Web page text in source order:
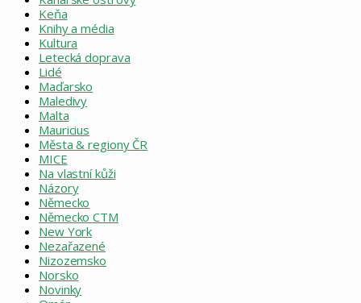
Keňa
Knihy a média
Kultura
Letecká doprava
Lidé
Maďarsko
Maledivy
Malta
Mauricius
Města & regiony ČR
MICE
Na vlastní kůži
Názory
Německo
Německo CTM
New York
Nezařazené
Nizozemsko
Norsko
Novinky